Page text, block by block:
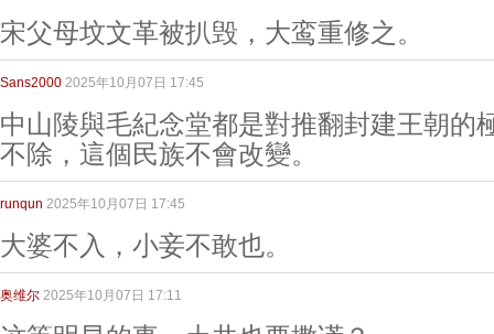
宋父母坟文革被扒毁，大鸾重修之。
Sans2000 2025年10月07日 17:45
中山陵與毛紀念堂都是對推翻封建王朝的
不除，這個民族不會改變。
runqun 2025年10月07日 17:45
大婆不入，小妾不敢也。
奥维尔 2025年10月07日 17:11